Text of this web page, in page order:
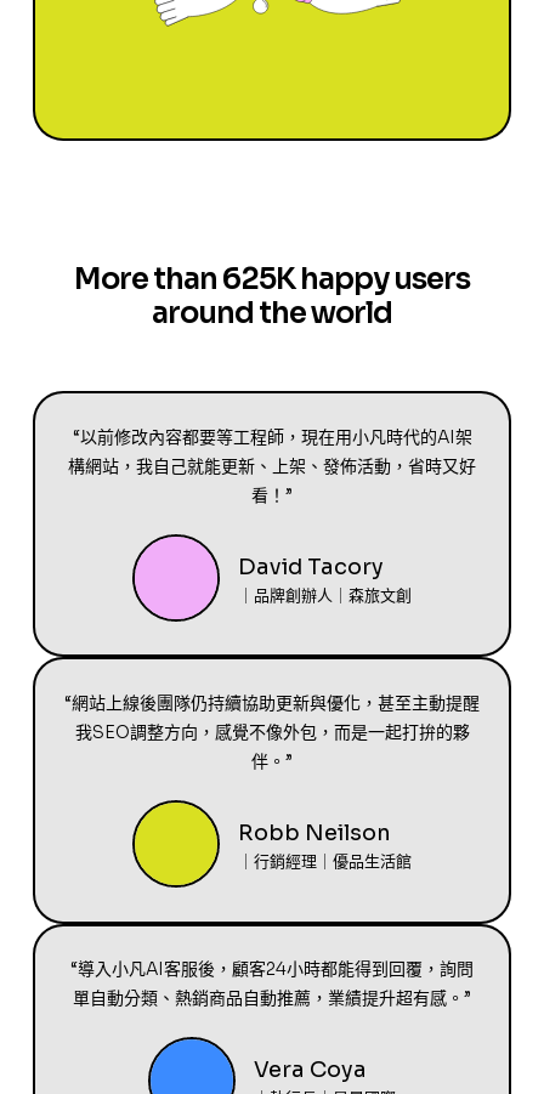
More than 625K happy users
around the world
“以前修改內容都要等工程師，現在用小凡時代的AI架
構網站，我自己就能更新、上架、發佈活動，省時又好
看！”
David Tacory
｜品牌創辦人｜森旅文創
“網站上線後團隊仍持續協助更新與優化，甚至主動提醒
我SEO調整方向，感覺不像外包，而是一起打拚的夥
伴。”
Robb Neilson
｜行銷經理｜優品生活館
“導入小凡AI客服後，顧客24小時都能得到回覆，詢問
單自動分類、熱銷商品自動推薦，業績提升超有感。”
Vera Coya